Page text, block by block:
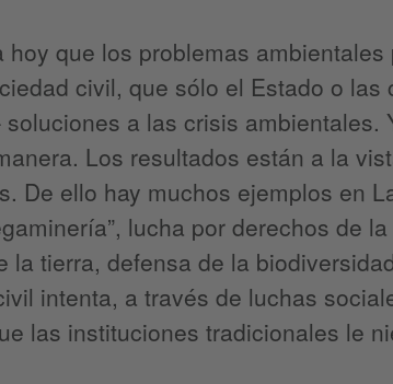
que los problemas ambientales
civil, que sólo el Estado o las
a las crisis ambientales.
Los resultados están a la
De ello hay muchos ejemplos en
lucha por derechos de
tierra, defensa de la
intenta, a través de luchas
las instituciones tradicionales le